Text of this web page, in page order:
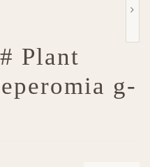
Plant
g-